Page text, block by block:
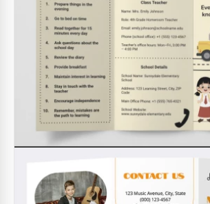
Opuscolo pieghevole
Puoi ottenere questo modello
modificabile di brochure pieghevole
gratuitamente!
Google Slides
Google Slides